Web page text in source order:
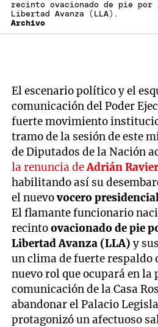
recinto ovacionado de pie por
Libertad Avanza (LLA).
Archivo
El escenario político y el
comunicación del Poder
fuerte movimiento
tramo de la sesión de este
de Diputados de la Nación
la renuncia deAdrián Ravier
habilitando así su
el nuevovocero
El flamante funcionario
recintoovacionado de pie
Libertad Avanza (LLA) y
un clima de fuerte respaldo
nuevo rol que ocupará en la
comunicación de la Casa
abandonar el Palacio
protagonizó un afectuoso